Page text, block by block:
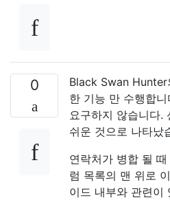
0 Black Swan Hunter
한 기능 만 수행합
요구하지 않습니다.
쉬운 것으로 나타났
연락처가 병합 될
럼 목록의 맨 위로
이드 내부와 관련이